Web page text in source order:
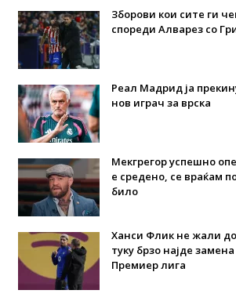
Зборови кои сите ги
спореди Алварез со
Реал Мадрид ја
нов играч за врска
Мекгрегор успешно
е средено, се враќам
било
Ханси Флик не жали
туку брзо најде
Премиер лига